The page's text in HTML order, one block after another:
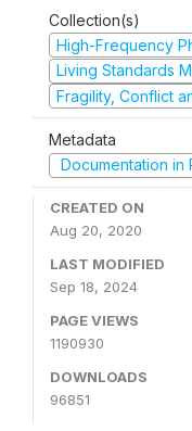
Collection(s)
High-Frequency
Living Standards
Fragility, Conflict
Metadata
Documentation in
CREATED ON
Aug 20, 2020
LAST MODIFIED
Sep 18, 2024
PAGE VIEWS
1190930
DOWNLOADS
96851